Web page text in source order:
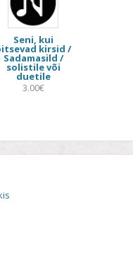
Seni, kui
kirsid /
Sadamasild /
solistile või
duetile
3.00€